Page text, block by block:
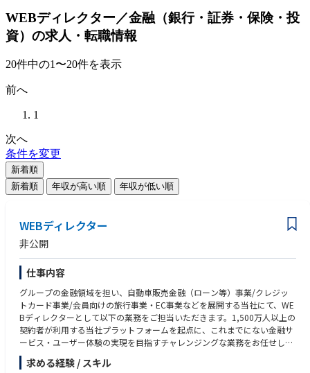
WEBディレクター／金融（銀行・証券・保険・投
資）の求人・転職情報
20件中の1〜20件を表示
前へ
1
次へ
条件を変更
新着順
新着順
年収が高い順 年収が低い順
WEBディレクター
非公開
仕事内容
グループの金融領域を担い、自動車販売金融（ローン等）事業/クレジッ
トカード事業/会員向けの旅行事業・EC事業などを展開する当社にて、WE
Bディレクターとして以下の業務をご担当いただきます。1,500万人以上の
契約者が利用する当社プラットフォームを起点に、これまでにない金融サ
ービス・ユーザー体験の実現を目指すチャレンジングな業務をお任せした
いと考えております。
求める経験 / スキル